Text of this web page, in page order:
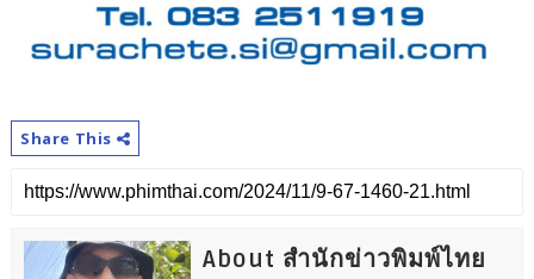
Share This
About สำนักข่าวพิมพ์ไทย